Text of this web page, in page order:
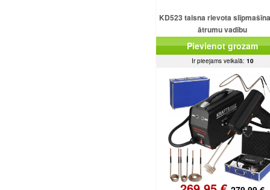
KD523 taisna rievota
ātrumu vadību
Pievienot grozam
Ir pieejams veikalā: 10